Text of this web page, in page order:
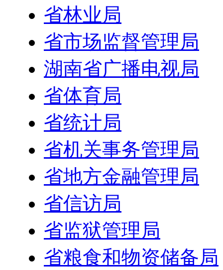
省林业局
省市场监督管理局
湖南省广播电视局
省体育局
省统计局
省机关事务管理局
省地方金融管理局
省信访局
省监狱管理局
省粮食和物资储备局